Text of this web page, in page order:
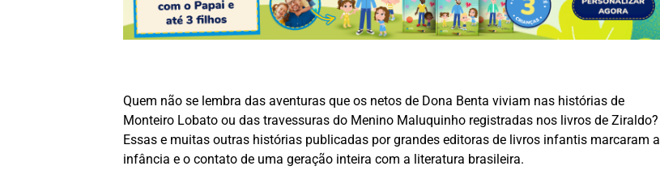
Quem não se lembra das aventuras que os netos de Dona Benta viviam nas histórias de
Monteiro Lobato ou das travessuras do Menino Maluquinho registradas nos livros de Ziraldo?
Essas e muitas outras histórias publicadas por grandes editoras de livros infantis marcaram a
infância e o contato de uma geração inteira com a literatura brasileira.